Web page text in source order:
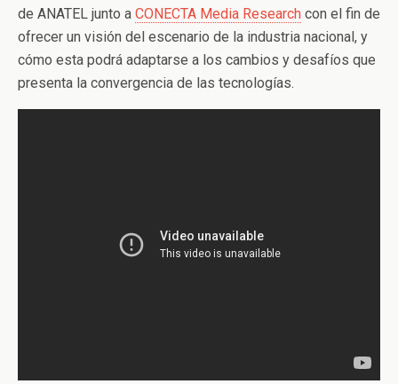
de ANATEL junto a CONECTA Media Research con el fin de
ofrecer un visión del escenario de la industria nacional, y
cómo esta podrá adaptarse a los cambios y desafíos que
presenta la convergencia de las tecnologías.